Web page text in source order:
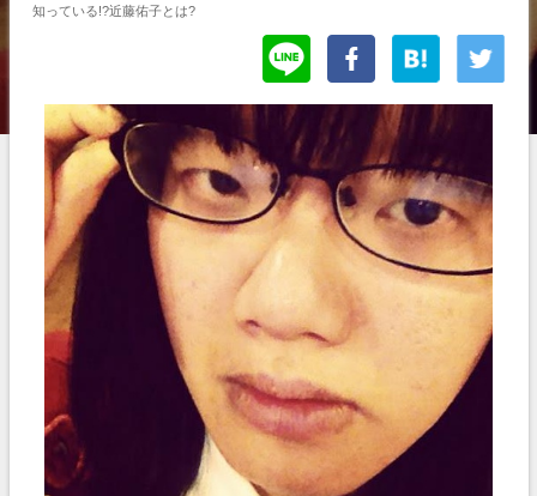
知っている!?近藤佑子とは?